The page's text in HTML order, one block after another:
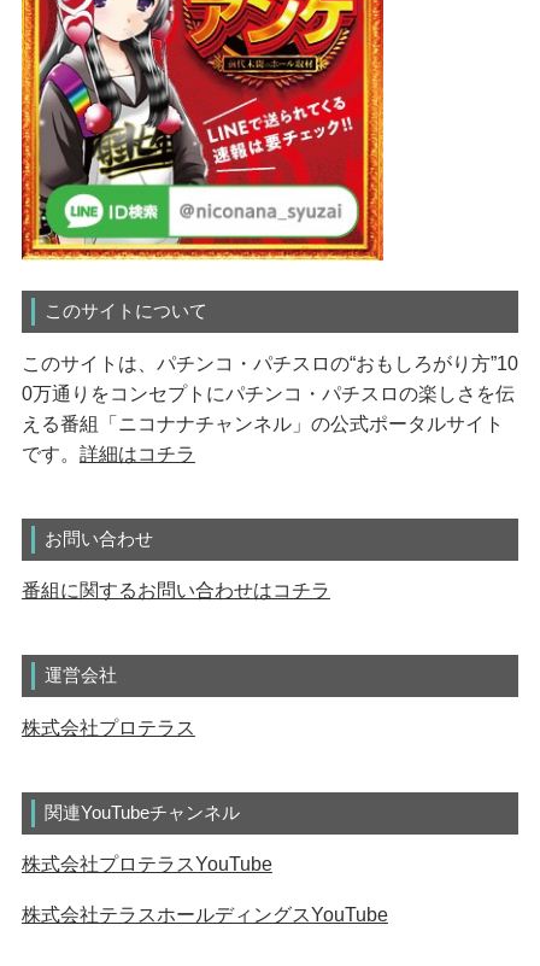
このサイトについて
このサイトは、パチンコ・パチスロの“おもしろがり方”10
0万通りをコンセプトにパチンコ・パチスロの楽しさを伝
える番組「ニコナナチャンネル」の公式ポータルサイト
です。 詳細はコチラ
お問い合わせ
番組に関するお問い合わせはコチラ
運営会社
株式会社プロテラス
関連YouTubeチャンネル
株式会社プロテラスYouTube
株式会社テラスホールディングスYouTube